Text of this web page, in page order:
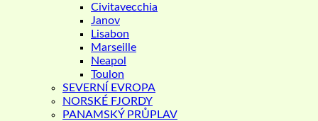
Civitavecchia
Janov
Lisabon
Marseille
Neapol
Toulon
SEVERNÍ EVROPA
NORSKÉ FJORDY
PANAMSKÝ PRŮPLAV